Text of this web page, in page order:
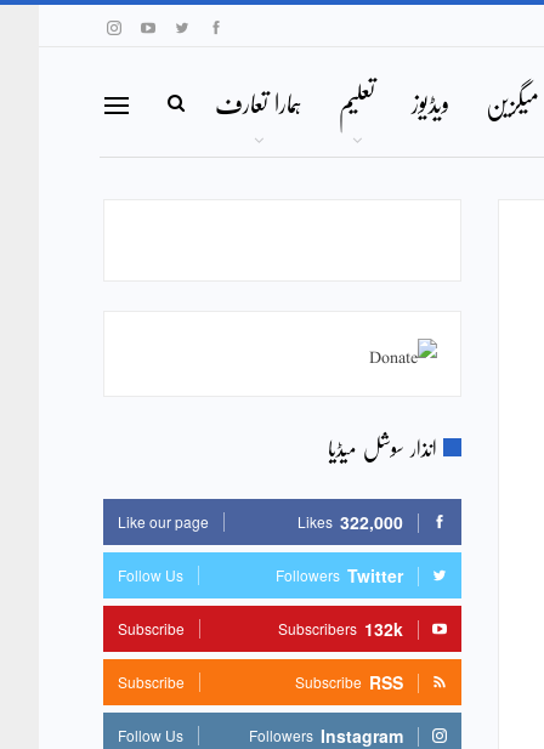
میگزین ویڈیوز تعلیم ہمارا تعارف
انذار سوشل میڈیا
322,000
Likes
Like our page
Twitter
Followers
Follow Us
132k
Subscribers
Subscribe
RSS
Subscribe
Subscribe
Instagram
Followers
Follow Us